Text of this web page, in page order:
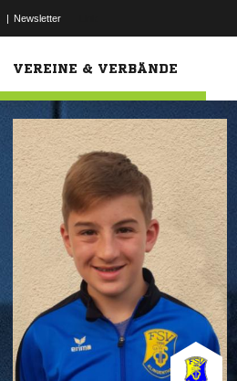
| Newsletter
VEREINE & VERBÄNDE